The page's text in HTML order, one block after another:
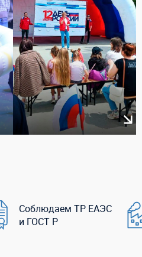
Соблюдаем ТР ЕАЭС
и ГОСТ Р